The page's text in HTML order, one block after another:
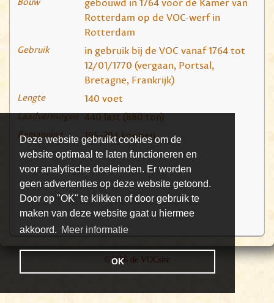
Deze website gebruikt cookies om de
website optimaal te laten functioneren en
voor analytische doeleinden. Er worden
geen advertenties op deze website getoond.
Door op "OK" te klikken of door gebruik te
maken van deze website gaat u hiermee
akkoord. Meer informatie
OK
Rotterdam op de VOC-werf in
Rotterdam
Gebruik
in gebruik bij de VOC vanaf 1764 tot
12/01/1770 (vergaan, Portsal,
Bretagne, Frankrijk)
Lengte 140 voet
Laadvermogen 440 last (880 ton)
Bemanning 195-294 koppen
©2026 de VOCsite